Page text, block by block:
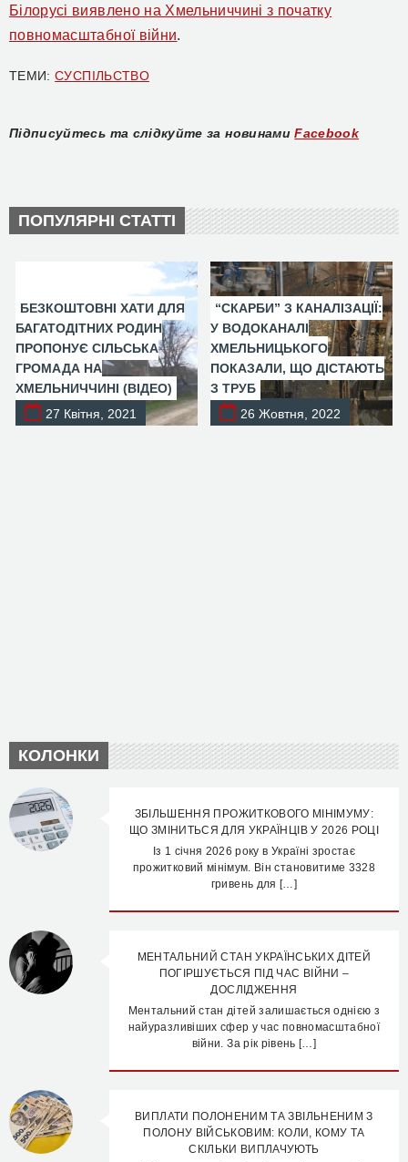
Білорусі виявлено на Хмельниччині з початку
повномасштабної війни.
ТЕМИ:СУСПІЛЬСТВО
Підписуйтесь та слідкуйте за новинами Facebook
ПОПУЛЯРНІ СТАТТІ
БЕЗКОШТОВНІ ХАТИ ДЛЯ
БАГАТОДІТНИХ РОДИН
ПРОПОНУЄ СІЛЬСЬКА
ГРОМАДА НА
ХМЕЛЬНИЧЧИНІ (ВІДЕО)
27 Квітня, 2021
“СКАРБИ” З КАНАЛІЗАЦІЇ:
У ВОДОКАНАЛІ
ХМЕЛЬНИЦЬКОГО
ПОКАЗАЛИ, ЩО ДІСТАЮТЬ
З ТРУБ
26 Жовтня, 2022
КОЛОНКИ
ЗБІЛЬШЕННЯ ПРОЖИТКОВОГО МІНІМУМУ:
ЩО ЗМІНИТЬСЯ ДЛЯ УКРАЇНЦІВ У 2026 РОЦІ
Із 1 січня 2026 року в Україні зростає
прожитковий мінімум. Він становитиме 3328
гривень для […]
МЕНТАЛЬНИЙ СТАН УКРАЇНСЬКИХ ДІТЕЙ
ПОГІРШУЄТЬСЯ ПІД ЧАС ВІЙНИ –
ДОСЛІДЖЕННЯ
Ментальний стан дітей залишається однією з
найуразливіших сфер у час повномасштабної
війни. За рік рівень […]
ВИПЛАТИ ПОЛОНЕНИМ ТА ЗВІЛЬНЕНИМ З
ПОЛОНУ ВІЙСЬКОВИМ: КОЛИ, КОМУ ТА
СКІЛЬКИ ВИПЛАЧУЮТЬ